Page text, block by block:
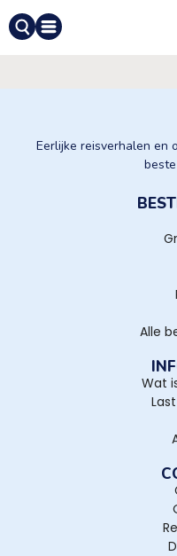
Eerlijke reisverhalen en
Alle
Wat